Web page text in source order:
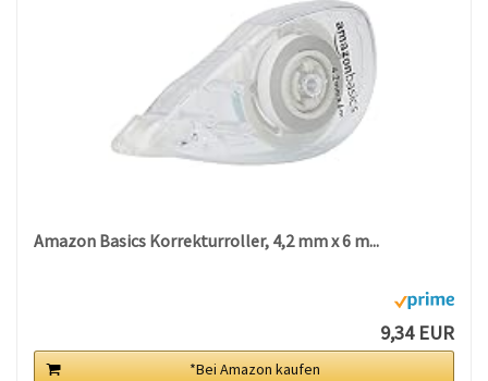
Amazon Basics Korrekturroller, 4,2 mm x 6 m...
9,34 EUR
*Bei Amazon kaufen